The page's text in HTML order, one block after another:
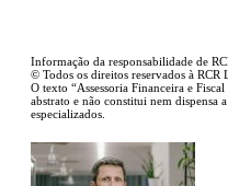
Informação da responsabilidade de
© Todos os direitos reservados à RCR
O texto “Assessoria Financeira e
abstrato e não constitui nem dispensa
especializados.